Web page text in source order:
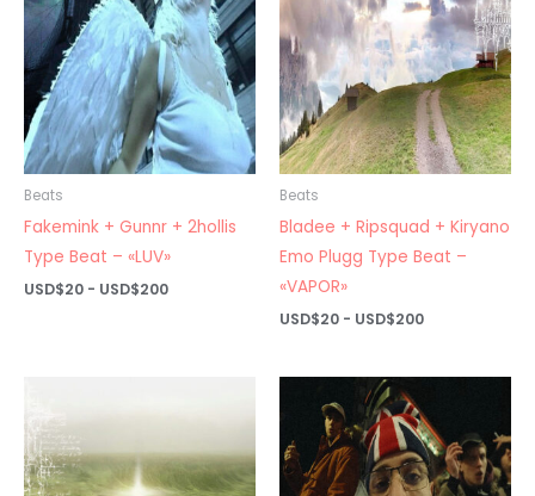
Beats
Fakemink + Gunnr + 2hollis
Type Beat – «LUV»
USD$20 - USD$200Rango
Beats
Bladee + Ripsquad + Kiryano
Emo Plugg Type Beat –
«VAPOR»
USD$20 - USD$200Rango
desde
hasta
USD$200